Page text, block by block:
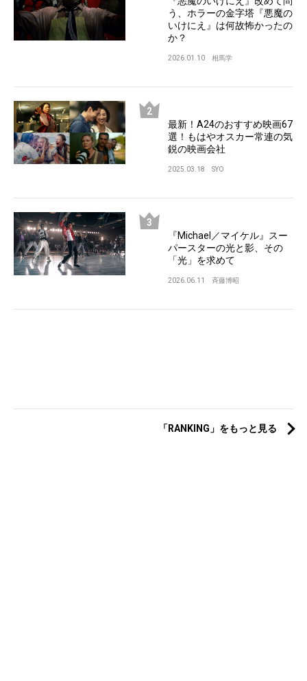
う、ホラーの金字塔『悪魔の
いけにえ』は何故怖かったの
か？
2026.01.10 相馬学
最新！A24のおすすめ映画67
選！もはやオスカー常連の気
鋭の映画会社
2025.03.18 SYO
『Michael／マイケル』スー
パースターの光と影、その
「光」を求めて
2026.06.11 斉藤博昭
「RANKING」をもっと見る